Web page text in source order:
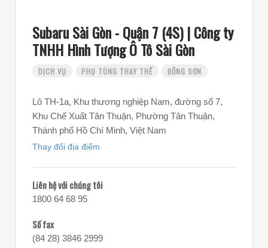
Subaru Sài Gòn - Quận 7 (4S) | Công ty
TNHH Hình Tượng Ô Tô Sài Gòn
DỊCH VỤ PHỤ TÙNG THAY THẾ ĐỒNG SƠN
Lô TH-1a, Khu thương nghiệp Nam, đường số 7,
Khu Chế Xuất Tân Thuận, Phường Tân Thuận,
Thành phố Hồ Chí Minh, Việt Nam
Thay đổi địa điểm
Liên hệ với chúng tôi
1800 64 68 95
Số fax
(84 28) 3846 2999